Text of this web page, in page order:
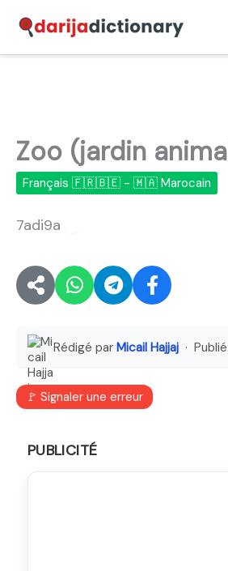
contenu
Inicio
Zoo (jardin
Français 🇫🇷🇧🇪 - 🇲🇦 Marocain
7adi9a
Rédigé par Micail Hajjaj · Publié:
🚩 Signaler une erreur
PUBLICITÉ